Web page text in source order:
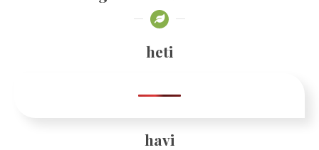
heti
havi